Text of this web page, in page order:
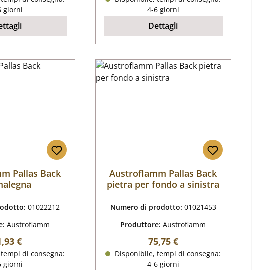
giorni
4-6 giorni
Dettagli
Pallas Back
01022212
Austroflamm
normale:
€
di consegna:
giorni
Austroflamm Pallas Back
pietra per fondo a sinistra
Numero di prodotto: 01021453
Produttore:Austroflamm
Prezzo normale:
75,75 €
Disponibile, tempi di consegna:
4-6 giorni